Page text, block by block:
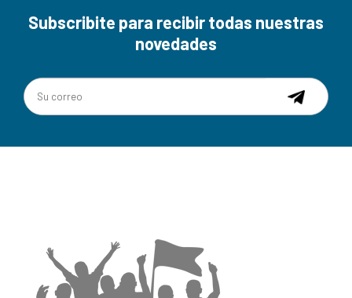
Subscribite para recibir todas nuestras
novedades